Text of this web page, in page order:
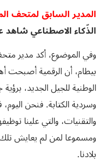
المدير السابق لمتحف
الذّكاء الاصطناعي
وفي الموضوع، أكد مدير
بيطام، أن الرقمية أصبحت
الوطنية للجيل الجديد،
وسردية الكتابة. فنحن
والتقنيات، والتي علينا
ومسموعا لمن لم يعايش تلك
بلادنا.